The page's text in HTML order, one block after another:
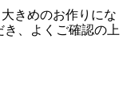
きめのお作りにな
き、よくご確認の上